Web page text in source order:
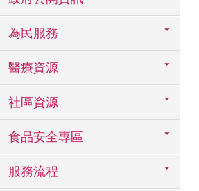
為民服務
醫療資源
社區資源
食品安全專區
服務流程